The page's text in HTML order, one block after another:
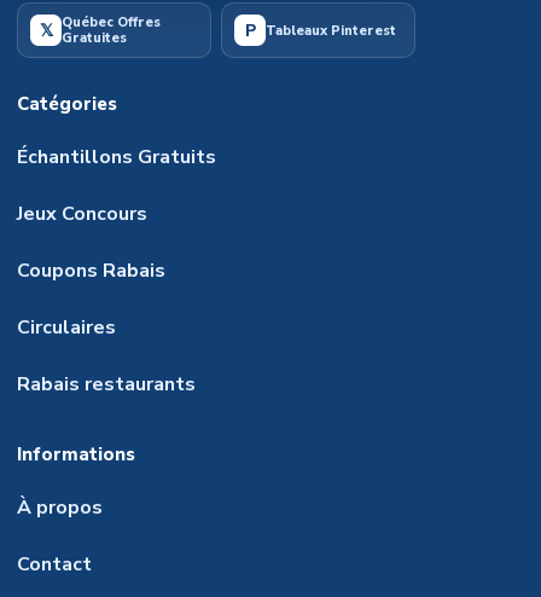
𝕏 Québec Offres
Gratuites
P Tableaux Pinterest
Catégories
Échantillons Gratuits
Jeux Concours
Coupons Rabais
Circulaires
Rabais restaurants
Informations
À propos
Contact